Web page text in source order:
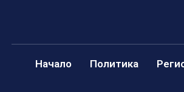
Начало Политика